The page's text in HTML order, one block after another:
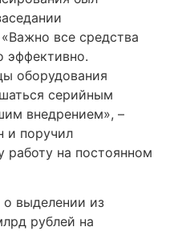
все средства
эффективно.
оборудования
серийным
внедрением», –
и поручил
работу на постоянном
выделении из
рублей на